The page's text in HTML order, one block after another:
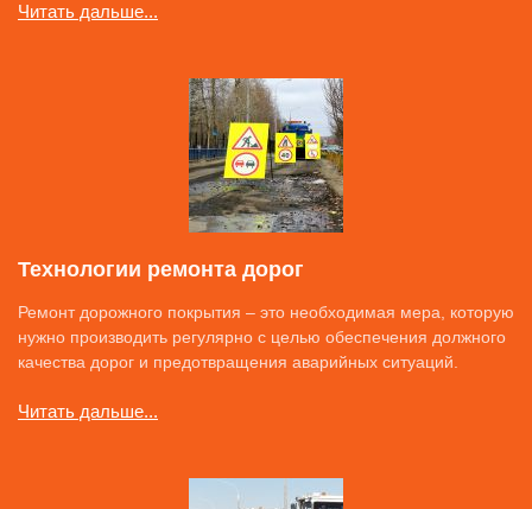
Читать дальше...
Технологии ремонта дорог
Ремонт дорожного покрытия – это необходимая мера, которую
нужно производить регулярно с целью обеспечения должного
качества дорог и предотвращения аварийных ситуаций.
Читать дальше...